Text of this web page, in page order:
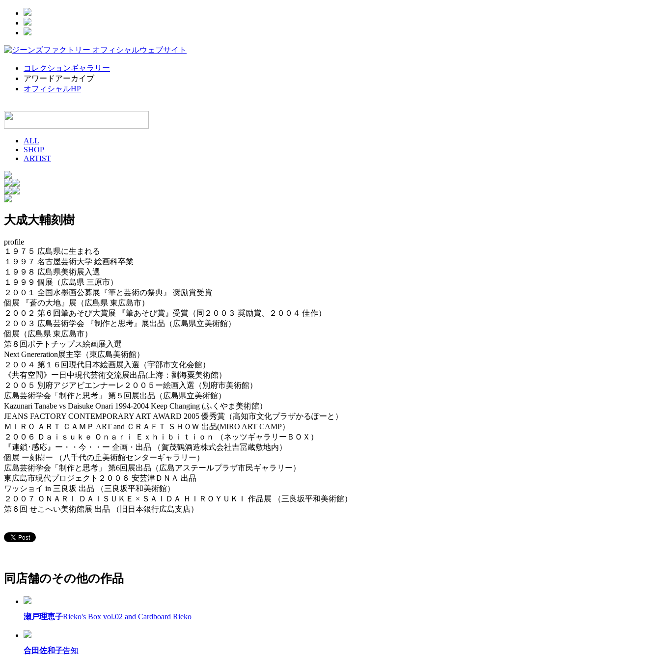
コレクションギャラリー
アワードアーカイブ
オフィシャルHP
ALL
SHOP
ARTIST
大成大輔刻樹
profile
１９７５ 広島県に生まれる
１９９７ 名古屋芸術大学 絵画科卒業
１９９８ 広島県美術展入選
１９９９ 個展（広島県 三原市）
２００１ 全国水墨画公募展『筆と芸術の祭典』 奨励賞受賞
個展 『蒼の大地』展（広島県 東広島市）
２００２ 第６回筆あそび大賞展 『筆あそび賞』受賞（同２００３ 奨励賞、２００４ 佳作）
２００３ 広島芸術学会 『制作と思考』展出品（広島県立美術館）
個展（広島県 東広島市）
第８回ポテトチップス絵画展入選
Next Gnereration展主宰（東広島美術館）
２００４ 第１６回現代日本絵画展入選（宇部市文化会館）
《共有空間》ー日中現代芸術交流展出品(上海：劉海粟美術館）
２００５ 別府アジアビエンナーレ２００５ー絵画入選（別府市美術館）
広島芸術学会「制作と思考」 第５回展出品（広島県立美術館）
Kazunari Tanabe vs Daisuke Onari 1994-2004 Keep Changing (ふくやま美術館）
JEANS FACTORY CONTEMPORARY ART AWARD 2005 優秀賞（高知市文化プラザかるぽーと）
ＭＩＲＯ ＡＲＴ ＣＡＭＰ ART and ＣＲＡＦＴ ＳＨＯＷ 出品(MIRO ART CAMP）
２００６ Ｄａｉｓｕｋｅ Ｏｎａｒｉ Ｅｘｈｉｂｉｔｉｏｎ （ネッツギャラリーＢＯＸ）
『連鎖･感応』ー・・今・・ー 企画・出品 （賀茂鶴酒造株式会社吉冨蔵敷地内）
個展 ー刻樹ー （八千代の丘美術館センターギャラリー）
広島芸術学会「制作と思考」 第6回展出品（広島アステールプラザ市民ギャラリー）
東広島市現代プロジェクト２００６ 安芸津ＤＮＡ 出品
ワッショイ in 三良坂 出品 （三良坂平和美術館）
２００７ ＯＮＡＲＩ ＤＡＩＳＵＫＥ × ＳＡＩＤＡ ＨＩＲＯＹＵＫＩ 作品展 （三良坂平和美術館）
第６回 せこへい美術館展 出品 （旧日本銀行広島支店）
同店舗のその他の作品
瀬戸理恵子Rieko's Box vol.02 and Cardboard Rieko
合田佐和子告知